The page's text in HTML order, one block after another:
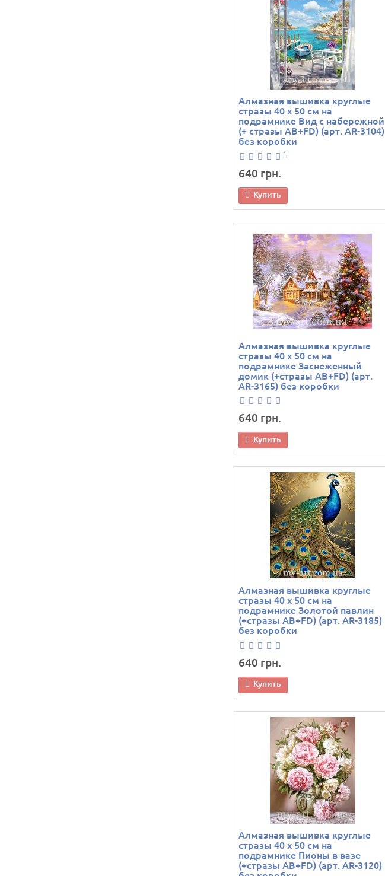
Алмазная вышивка круглые
стразы 40 х 50 см на
подрамнике Вид с набережной
(+ стразы AB+FD) (арт. AR-3104)
без коробки
1
640 грн.
Купить
Алмазная вышивка круглые
стразы 40 х 50 см на
подрамнике Заснеженный
домик (+стразы AB+FD) (арт.
AR-3165) без коробки
640 грн.
Купить
Алмазная вышивка круглые
стразы 40 х 50 см на
подрамнике Золотой павлин
(+стразы AB+FD) (арт. AR-3185)
без коробки
640 грн.
Купить
Алмазная вышивка круглые
стразы 40 х 50 см на
подрамнике Пионы в вазе
(+стразы AB+FD) (арт. AR-3120)